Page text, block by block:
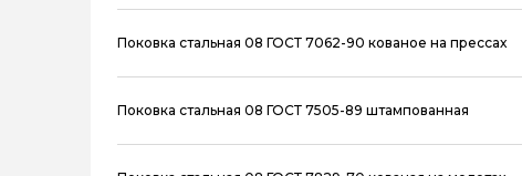
Поковка стальная 08 ГОСТ 7062-90 кованое на прессах
Поковка стальная 08 ГОСТ 7505-89 штампованная